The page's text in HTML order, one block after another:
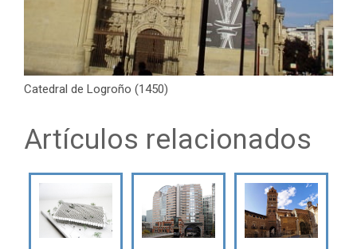
Catedral de Logroño (1450)
Artículos relacionados